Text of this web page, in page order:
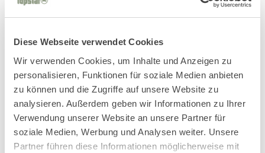
Diese Webseite verwendet Cookies
Wir verwenden Cookies, um Inhalte und Anzeigen zu
personalisieren, Funktionen für soziale Medien anbieten
zu können und die Zugriffe auf unsere Website zu
analysieren. Außerdem geben wir Informationen zu Ihrer
Verwendung unserer Website an unsere Partner für
soziale Medien, Werbung und Analysen weiter. Unsere
Partner führen diese Informationen möglicherweise mit